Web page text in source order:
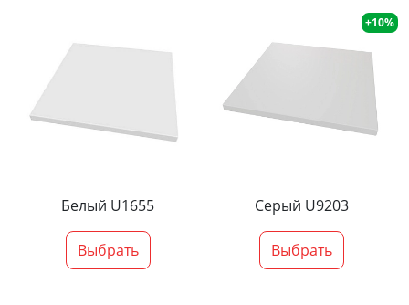
Белый U1655
Выбрать
+10%
Серый U9203
Выбрать